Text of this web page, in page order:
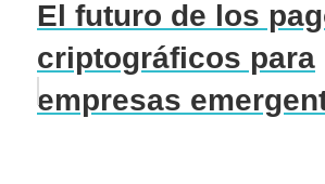
El futuro de los
criptográficos para
empresas